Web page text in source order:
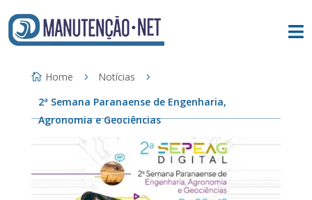

Home
Notícias
2ª Semana Paranaense de Engenharia,
Agronomia e Geociências